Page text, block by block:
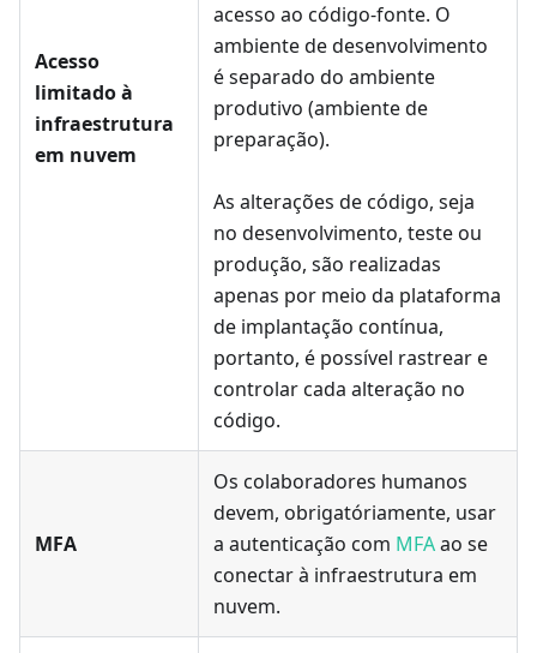
Acesso
limitado à
infraestrutura
em nuvem
acesso ao código-fonte. O
ambiente de desenvolvimento
é separado do ambiente
produtivo (ambiente de
preparação).
As alterações de código, seja
no desenvolvimento, teste ou
produção, são realizadas
apenas por meio da plataforma
de implantação contínua,
portanto, é possível rastrear e
controlar cada alteração no
código.
MFA
Os colaboradores humanos
devem, obrigatóriamente, usar
a autenticação com MFAao se
conectar à infraestrutura em
nuvem.